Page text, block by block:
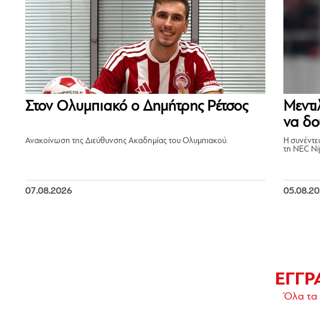
Στον Ολυμπιακό ο Δημήτρης Ρέτσος
Ανακοίνωση της Διεύθυνσης Ακαδημίας του Ολυμπιακού.
07.08.2026
να
Η
τη NEC
Όλα τα